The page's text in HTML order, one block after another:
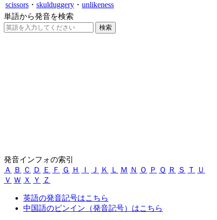
scissors ・ skulduggery ・ unlikeness
単語から発音を検索
発音インフォの索引
Ａ
Ｂ Ｃ Ｄ Ｅ Ｆ Ｇ Ｈ Ｉ Ｊ Ｋ Ｌ Ｍ Ｎ Ｏ Ｐ Ｑ Ｒ Ｓ Ｔ
Ｕ
Ｖ Ｗ Ｘ Ｙ Ｚ
英語の発音記号はこちら
中国語のピンイン（発音記号）はこちら